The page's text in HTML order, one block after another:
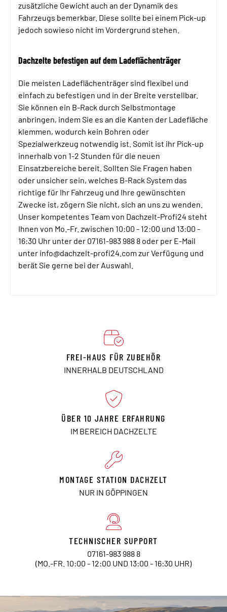
zusätzliche Gewicht auch an der Dynamik des
Fahrzeugs bemerkbar. Diese sollte bei einem Pick-up
jedoch sowieso nicht im Vordergrund stehen.
Dachzelte befestigen auf dem Ladeflächenträger
Die meisten Ladeflächenträger sind flexibel und
einfach zu befestigen und in der Breite verstellbar.
Sie können ein B-Rack durch Selbstmontage
anbringen, indem Sie es an die Kanten der Ladefläche
klemmen, wodurch kein Bohren oder
Spezialwerkzeug notwendig ist. Somit ist ihr Pick-up
innerhalb von 1-2 Stunden für die neuen
Einsatzbereiche bereit. Sollten Sie Fragen haben
oder unsicher sein, welches B-Rack System das
richtige für Ihr Fahrzeug und Ihre gewünschten
Zwecke ist, zögern Sie nicht, sich an uns zu wenden.
Unser kompetentes Team von Dachzelt-Profi24 steht
Ihnen von Mo.-Fr. zwischen 10:00 - 12:00 und 13:00 -
16:30 Uhr unter der 07161-983 988 8 oder per E-Mail
unter info@dachzelt-profi24.com zur Verfügung und
berät Sie gerne bei der Auswahl.
FREI-HAUS FÜR ZUBEHÖR
INNERHALB DEUTSCHLAND
ÜBER 10 JAHRE ERFAHRUNG
IM BEREICH DACHZELTE
MONTAGE STATION DACHZELT
NUR IN GÖPPINGEN
TECHNISCHER SUPPORT
07161-983 988 8
(MO.-FR. 10:00 - 12:00 UND 13:00 - 16:30 UHR)